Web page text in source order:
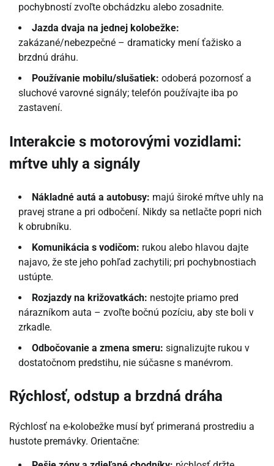
pochybností zvoľte obchádzku alebo zosadnite.
Jazda dvaja na jednej kolobežke:
zakázané/nebezpečné – dramaticky mení ťažisko a
brzdnú dráhu.
Používanie mobilu/slušatiek: odoberá pozornosť a
sluchové varovné signály; telefón používajte iba po
zastavení.
Interakcie s motorovými vozidlami:
mŕtve uhly a signály
Nákladné autá a autobusy: majú široké mŕtve uhly na
pravej strane a pri odbočení. Nikdy sa netlačte popri nich
k obrubníku.
Komunikácia s vodičom: rukou alebo hlavou dajte
najavo, že ste jeho pohľad zachytili; pri pochybnostiach
ustúpte.
Rozjazdy na križovatkách: nestojte priamo pred
nárazníkom auta – zvoľte bočnú pozíciu, aby ste boli v
zrkadle.
Odbočovanie a zmena smeru: signalizujte rukou v
dostatočnom predstihu, nie súčasne s manévrom.
Rýchlosť, odstup a brzdná dráha
Rýchlosť na e-kolobežke musí byť primeraná prostrediu a
hustote premávky. Orientačne: